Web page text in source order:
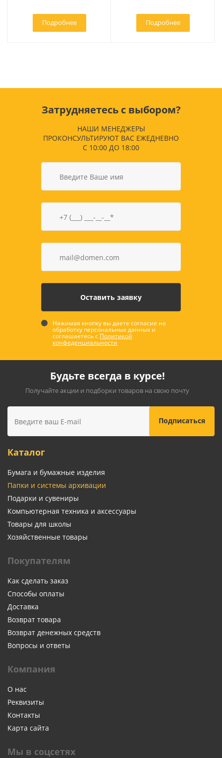
Подробнее Подробнее
Затрудняетесь с выбором?
НАШИ МЕНЕДЖЕРЫ
ПРОКОНСУЛЬТИРУЮТ ВАС ЕЖЕДНЕВНО
С 10:00 ДО 18:00
Нажимая кнопку вы даете согласие на
обработку персональных данных и
соглашаетесь с Политикой
конфеденциальности
Будьте всегда в курсе!
Получайте акции и подборки товаров на свою почту
Каталог
Бумага и бумажные изделия
Папки и системы архивации
Подарки и сувениры
Компьютерная техника и аксессуары
Товары для школы
Хозяйственные товары
Покупателям
Как сделать заказ
Способы оплаты
Доставка
Возврат товара
Возврат денежных средств
Вопросы и ответы
Компания
О нас
Реквизиты
Контакты
Карта сайта
Мы в соцсетях